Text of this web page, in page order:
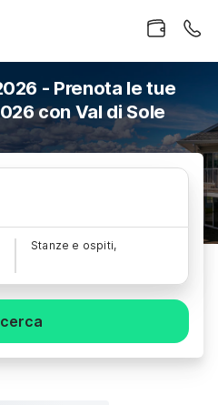
- Prenota le tue
con Val di Sole
Stanze e ospiti,